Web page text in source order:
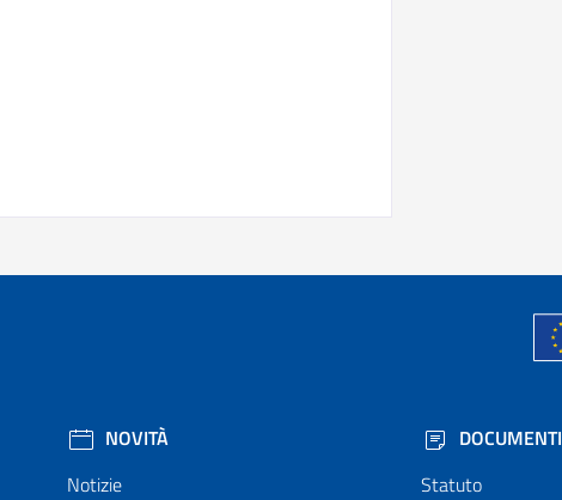
NOVITÀ
Notizie
DOCUMENTI
Statuto